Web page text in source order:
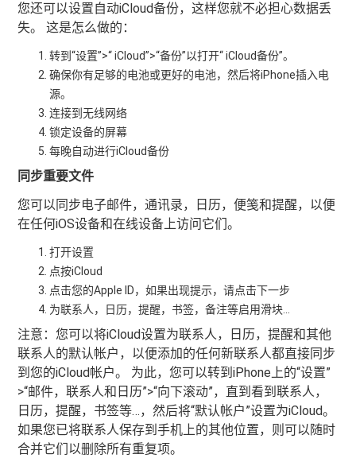
您还可以设置自动iCloud备份，这样您就不必担心数据丢
失。 这是怎么做的：
转到“设置”>“ iCloud”>“备份”以打开“ iCloud备份”。
确保你有足够的电池或更好的电池，然后将iPhone插入电
源。
连接到无线网络
锁定设备的屏幕
每晚自动进行iCloud备份
同步重要文件
您可以同步电子邮件，通讯录，日历，便笺和提醒，以便
在任何iOS设备和在线设备上访问它们。
打开设置
点按iCloud
点击您的Apple ID，如果出现提示，请点击下一步
为联系人，日历，提醒，书签，备注等启用滑块...
注意：您可以将iCloud设置为联系人，日历，提醒和其他
联系人的默认帐户，以便添加的任何新联系人都直接同步
到您的iCloud帐户。 为此，您可以转到iPhone上的“设置”
>“邮件，联系人和日历”>“向下滚动”，直到看到联系人，
日历，提醒，书签等…，然后将“默认帐户”设置为iCloud。
如果您已将联系人保存到手机上的其他位置，则可以随时
合并它们以删除所有重复项。